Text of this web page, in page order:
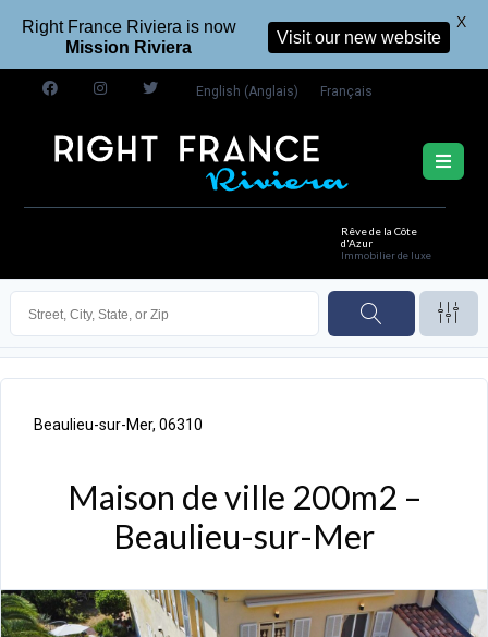
English (Anglais) Français
Rêve de la Côte
d'Azur
Immobilier de luxe
Beaulieu-sur-Mer, 06310
Maison de ville 200m2 –
Beaulieu-sur-Mer
Right France Riviera is now
Mission Riviera
Visit our new website
X